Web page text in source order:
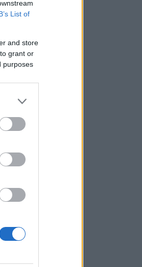
List of
and store
grant or
purposes
χαρακτηριστικά σε περιοχές του
ιστορικού - εμπορικού κέντρου
τον Ιούλιο - Σημάδια επιδείνωσης στην
αγορά εργασίας
Διεθνή μέσα της Ιταλίας
Τραμπ: Τα επιτόκια πρέπει να
μειωθούν, αλλά δεν εξαρτάται
αποκλειστικά από τον Γουόρς
μέτρων κατά των κουνουπιών λόγω
αυξημένης κυκλοφορίας του ιού
Σε κατάσταση κινητοποίησης Red
Code αύριο Κρήτη, Χίος, Σάμος και
Η Ρωσία «βγάζει στο σφυρί» το 30%
του μεγαλύτερου αεροδρομίου της
Μυτιληναίος: «Επιστρέψαμε σε τροχιά